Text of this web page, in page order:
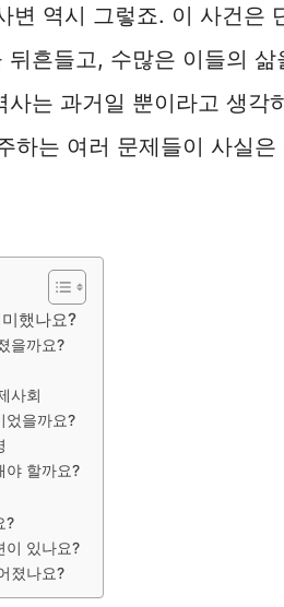
변 역시 그렇죠. 이 사건은
흔들고, 수많은 이들의
는 과거일 뿐이라고 생각
하는 여러 문제들이 사실
했나요?
을까요?
사회
었을까요?
야 할까요?
?
이 있나요?
졌나요?